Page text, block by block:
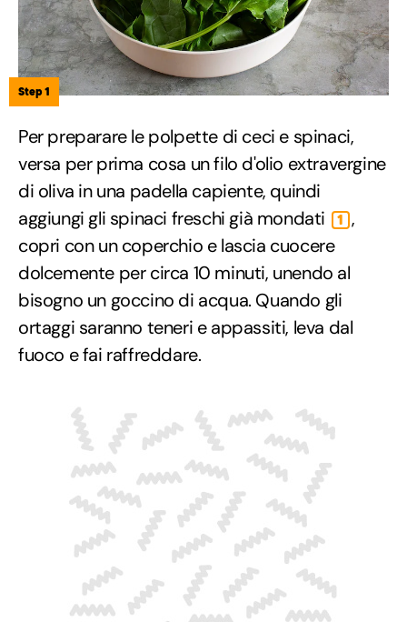
Step 1
Per preparare le polpette di ceci e spinaci,
versa per prima cosa un filo d'olio extravergine
di oliva in una padella capiente, quindi
aggiungi gli spinaci freschi già mondati
1 ,
copri con un coperchio e lascia cuocere
dolcemente per circa 10 minuti, unendo al
bisogno un goccino di acqua. Quando gli
ortaggi saranno teneri e appassiti, leva dal
fuoco e fai raffreddare.